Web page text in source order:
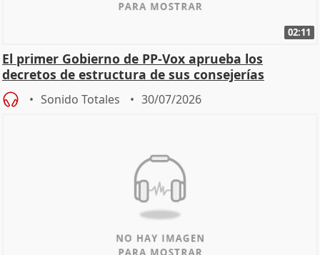
02:11
El primer Gobierno de PP-Vox aprueba los
decretos de estructura de sus consejerías
Sonido Totales 30/07/2026